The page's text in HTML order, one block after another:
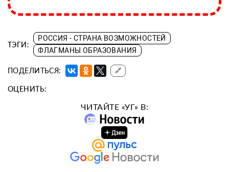
ТЭГИ:
РОССИЯ - СТРАНА ВОЗМОЖНОСТЕЙ
ФЛАГМАНЫ ОБРАЗОВАНИЯ
ПОДЕЛИТЬСЯ: 🔗
ОЦЕНИТЬ:
ЧИТАЙТЕ «УГ» В: